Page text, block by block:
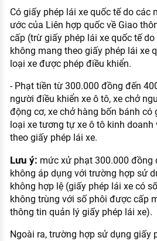
Có giấy phép lái xe quốc tế do các
ước của Liên hợp quốc về Giao
cấp (trừ giấy phép lái xe quốc tế
không mang theo giấy phép lái xe
loại xe được phép điều khiển.
- Phạt tiền từ 300.000 đồng đến
người điều khiển xe ô tô, xe chở
động cơ, xe chở hàng bốn bánh có
loại xe tương tự xe ô tô kinh
theo giấy phép lái xe.
Lưu ý: mức xử phạt 300.000 đồng
không áp dụng với trường hợp sử
không hợp lệ (giấy phép lái xe có
không trùng với số phôi được cấp
thông tin quản lý giấy phép lái xe).
Ngoài ra, trường hợp sử dụng giấy